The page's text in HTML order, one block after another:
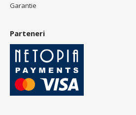
Garantie
Parteneri